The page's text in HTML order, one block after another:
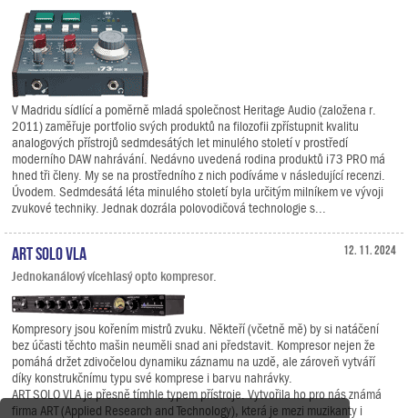
V Madridu sídlící a poměrně mladá společnost Heritage Audio (založena r.
2011) zaměřuje portfolio svých produktů na filozofii zpřístupnit kvalitu
analogových přístrojů sedmdesátých let minulého století v prostředí
moderního DAW nahrávání. Nedávno uvedená rodina produktů i73 PRO má
hned tři členy. My se na prostředního z nich podíváme v následující recenzi.
Úvodem. Sedmdesátá léta minulého století byla určitým milníkem ve vývoji
zvukové techniky. Jednak dozrála polovodičová technologie s...
12. 11. 2024
ART SOLO VLA
Jednokanálový vícehlasý opto kompresor.
Kompresory jsou kořením mistrů zvuku. Někteří (včetně mě) by si natáčení
bez účasti těchto mašin neuměli snad ani představit. Kompresor nejen že
pomáhá držet zdivočelou dynamiku záznamu na uzdě, ale zároveň vytváří
díky konstrukčnímu typu své komprese i barvu nahrávky.
ART SOLO VLA je přesně tímhle typem přístroje. Vytvořila ho pro nás známá
firma ART (Applied Research and Technology), která je mezi muzikanty i